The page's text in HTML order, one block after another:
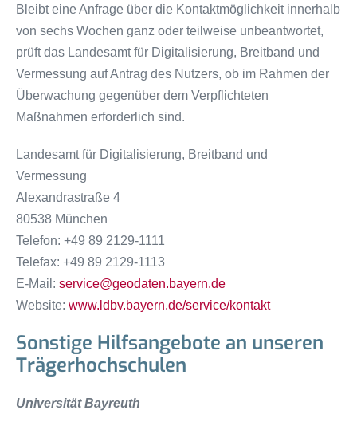
Bleibt eine Anfrage über die Kontaktmöglichkeit innerhalb
von sechs Wochen ganz oder teilweise unbeantwortet,
prüft das Landesamt für Digitalisierung, Breitband und
Vermessung auf Antrag des Nutzers, ob im Rahmen der
Überwachung gegenüber dem Verpflichteten
Maßnahmen erforderlich sind.
Landesamt für Digitalisierung, Breitband und
Vermessung
Alexandrastraße 4
80538 München
Telefon: +49 89 2129-1111
Telefax: +49 89 2129-1113
E-Mail: service@geodaten.bayern.de
Website: www.ldbv.bayern.de/service/kontakt
Sonstige Hilfsangebote an unseren
Trägerhochschulen
Universität Bayreuth